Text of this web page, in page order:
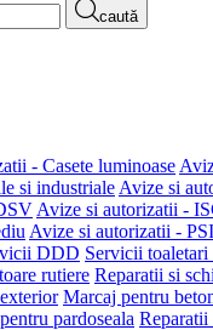
caută
- Casete luminoase
si industriale Avize si
Avize si autorizatii -
Avize si autorizatii - PSI
DDD Servicii toaletari
rutiere Reparatii si
Marcaj pentru
pardoseala Reparatii